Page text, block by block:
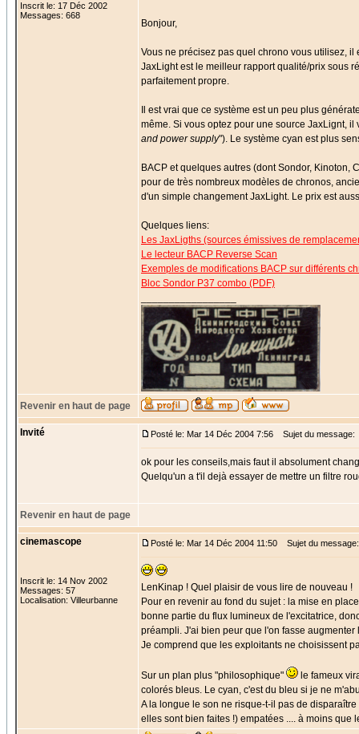
Inscrit le: 17 Déc 2002
Messages: 668
Bonjour,
Vous ne précisez pas quel chrono vous utilisez,
JaxLight est le meilleur rapport qualité/prix sous
parfaitement propre.
Il est vrai que ce système est un peu plus
même. Si vous optez pour une source JaxLignt,
and power supply"). Le système cyan est plus
BACP et quelques autres (dont Sondor,
pour de très nombreux modèles de chronos,
d'un simple changement JaxLight. Le prix est
Quelques liens:
Les JaxLigths (sources émissives de
Le lecteur BACP Reverse Scan
Exemples de modifications BACP sur différents
Bloc Sondor P37 combo (PDF)
Revenir en haut de page
Invité Posté le: Mar 14 Déc 2004 7:56 Sujet du message:
ok pour les conseils,mais faut il absolument
Quelqu'un a t'il dejà essayer de mettre un filtre
Revenir en haut de page
cinemascope
Inscrit le: 14 Nov 2002
Messages: 57
Localisation: Villeurbanne
Posté le: Mar 14 Déc 2004 11:50 Sujet du message:
LenKinap ! Quel plaisir de vous lire de nouveau !
Pour en revenir au fond du sujet : la mise en
bonne partie du flux lumineux de l'excitatrice,
préampli. J'ai bien peur que l'on fasse augmenter
Je comprend que les exploitants ne choisissent
Sur un plan plus "philosophique"
le fameux
colorés bleus. Le cyan, c'est du bleu si je ne
A la longue le son ne risque-t-il pas de
elles sont bien faites !) empatées .... à moins